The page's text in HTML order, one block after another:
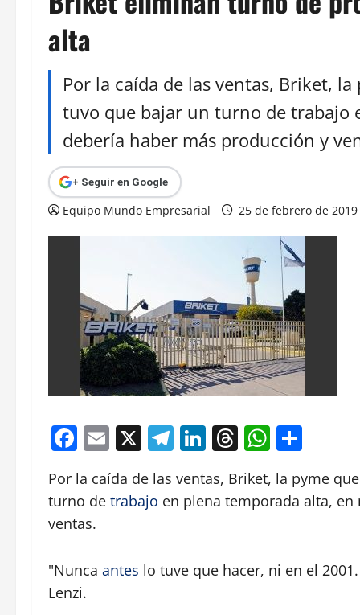
alta
Por la caída de las ventas, Briket,
tuvo que bajar un turno de trabajo
debería haber más producción y
+ Seguir en Google
Equipo Mundo Empresarial 25 de febrero de 2019
Facebook
Email
X Telegram
LinkedIn
Threads
Por la caída de las ventas, Briket, la pyme
turno de trabajo en plena temporada alta,
ventas.
"Nunca antes lo tuve que hacer, ni en el
Lenzi.